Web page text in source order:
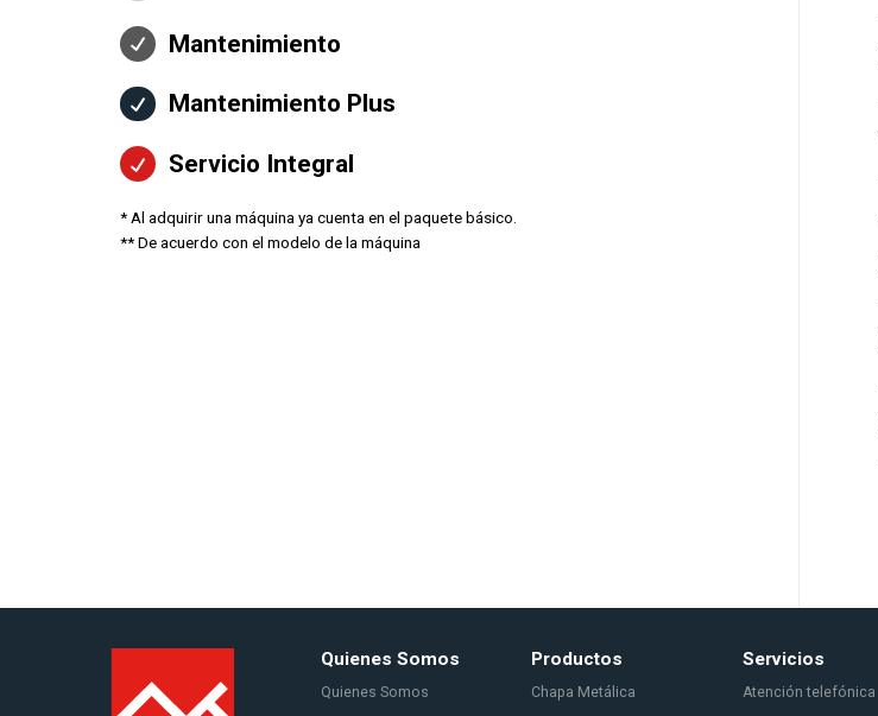
Mantenimiento
Mantenimiento Plus
Servicio Integral
* Al adquirir una máquina ya cuenta en el paquete básico.
** De acuerdo con el modelo de la máquina
Quienes Somos
Quienes Somos
Productos
Chapa Metálica
Servicios
Atención telefónica